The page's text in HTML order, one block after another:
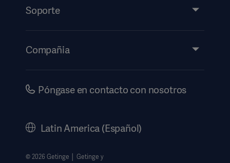
Servicios
Soporte
Eventos
Compañia
Carreras
Política de privacidad del sitio web
Póngase en contacto con nosotros
Latin America (Español)
© 2026 Getinge │ Getinge y